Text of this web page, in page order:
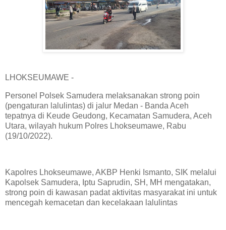
LHOKSEUMAWE -
Personel Polsek Samudera melaksanakan strong poin
(pengaturan lalulintas) di jalur Medan - Banda Aceh
tepatnya di Keude Geudong, Kecamatan Samudera, Aceh
Utara, wilayah hukum Polres Lhokseumawe, Rabu
(19/10/2022).
Kapolres Lhokseumawe, AKBP Henki Ismanto, SIK melalui
Kapolsek Samudera, Iptu Saprudin, SH, MH mengatakan,
strong poin di kawasan padat aktivitas masyarakat ini untuk
mencegah kemacetan dan kecelakaan lalulintas